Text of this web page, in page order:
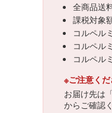
全商品送
課税対象
コルペル
コルペル
コルペル
※ご注意く
お届け先は
からご確認